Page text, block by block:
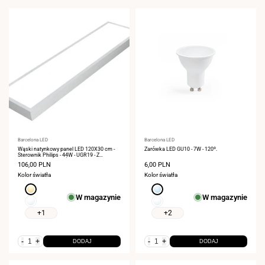
Dostawca:
Barcelona LED
Wąski natynkowy panel LED 120X30 cm -
Sterownik Philips - 44W - UGR19 - Z
ZESTAWEM MONTAŻOWYM
Cena
sprzedaży
106,00 PLN
Kolor światła
Ciepła
3000K
+1
W magazynie
- + DODAJ
Dostawca:
Barcelona LED
Żarówka LED GU10 - 7W - 120º.
Cena
sprzedaży
6,00 PLN
Kolor światła
Zimna
6000K
+2
W magazynie
- + DODAJ